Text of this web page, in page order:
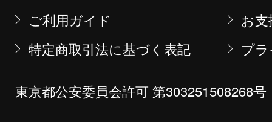
ご利用ガイド
お
特定商取引法に基づく表記
プ
東京都公安委員会許可 第303251508268号